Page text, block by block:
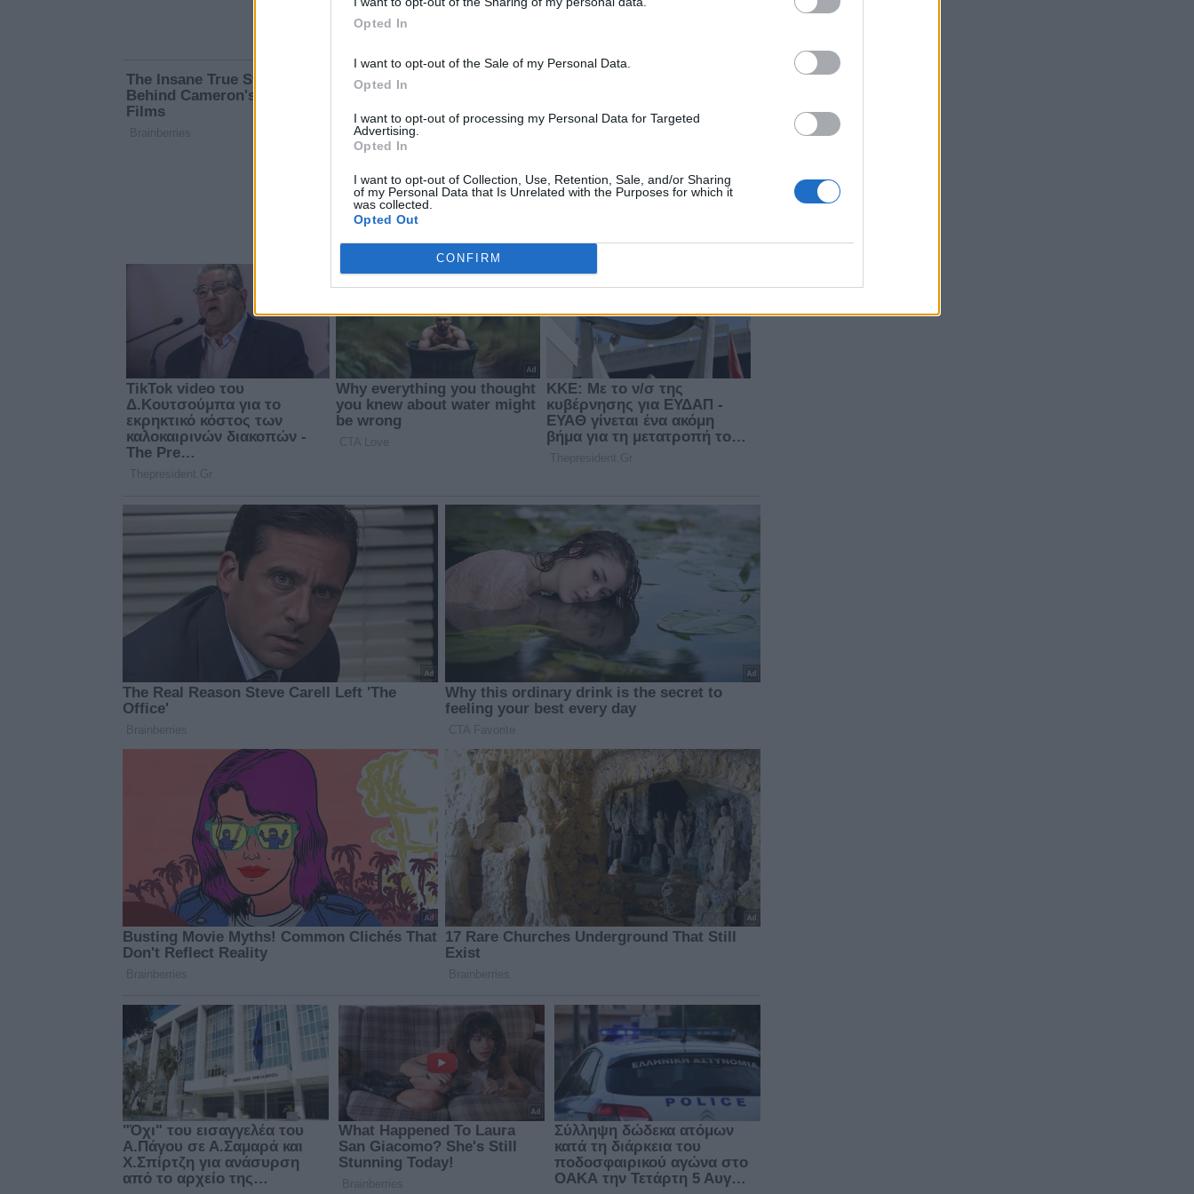
Opted In
I want to opt-out of the Sale of my Personal Data.
Opted In
I want to opt-out of processing my Personal Data for Targeted
Advertising.
Opted In
I want to opt-out of Collection, Use, Retention, Sale, and/or Sharing
of my Personal Data that Is Unrelated with the Purposes for which it
was collected.
Opted Out
CONFIRM